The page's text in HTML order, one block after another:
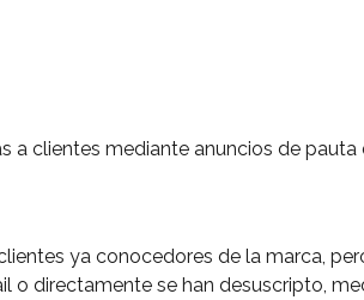
a clientes mediante anuncios de pauta
ya conocedores de la marca,
o directamente se han desuscripto,